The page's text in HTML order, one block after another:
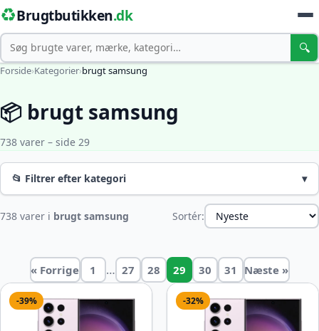
♻️Brugtbutikken.dk
Søg 🔍
Forside›Kategorier›brugt samsung
📦 brugt samsung
738 varer – side 29
📂 Filtrer efter kategori ▾
738 varer i brugt samsung Sortér:
« Forrige 1 … 27 28 29 30 31 Næste »
-39% -32%